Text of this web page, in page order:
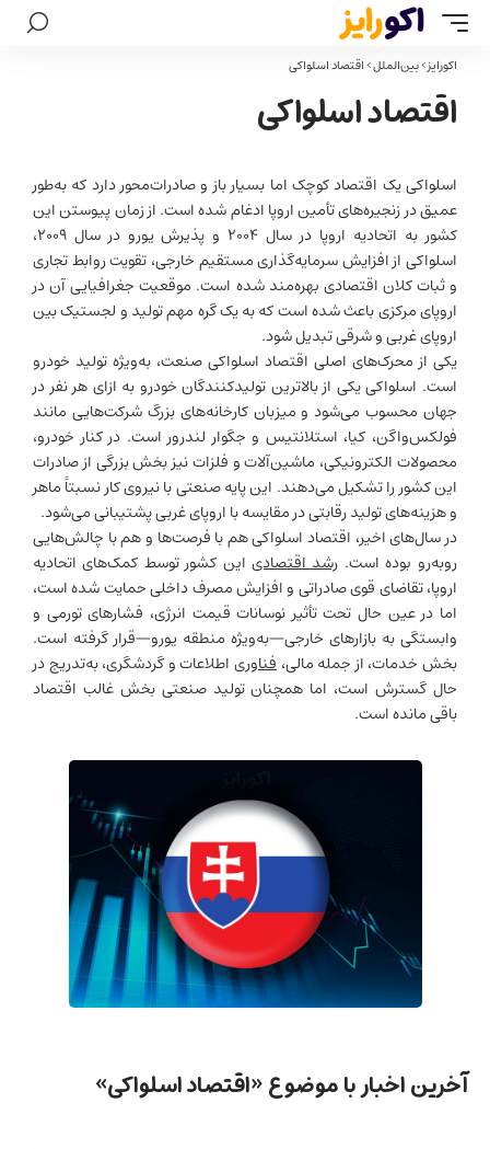
اکورایز>بین‌الملل>اقتصاد اسلواکی
اقتصاد اسلواکی
اسلواکی یک اقتصاد کوچک اما بسیار باز و صادرات‌محور دارد که به‌طور
عمیق در زنجیره‌های تأمین اروپا ادغام شده است. از زمان پیوستن این
کشور به اتحادیه اروپا در سال ۲۰۰۴ و پذیرش یورو در سال ۲۰۰۹،
اسلواکی از افزایش سرمایه‌گذاری مستقیم خارجی، تقویت روابط تجاری
و ثبات کلان اقتصادی بهره‌مند شده است. موقعیت جغرافیایی آن در
اروپای مرکزی باعث شده است که به یک گره مهم تولید و لجستیک بین
اروپای غربی و شرقی تبدیل شود.
یکی از محرک‌های اصلی اقتصاد اسلواکی صنعت، به‌ویژه تولید خودرو
است. اسلواکی یکی از بالاترین تولیدکنندگان خودرو به ازای هر نفر در
جهان محسوب می‌شود و میزبان کارخانه‌های بزرگ شرکت‌هایی مانند
فولکس‌واگن، کیا، استلانتیس و جگوار لندرور است. در کنار خودرو،
محصولات الکترونیکی، ماشین‌آلات و فلزات نیز بخش بزرگی از صادرات
این کشور را تشکیل می‌دهند. این پایه صنعتی با نیروی کار نسبتاً ماهر
و هزینه‌های تولید رقابتی در مقایسه با اروپای غربی پشتیبانی می‌شود.
در سال‌های اخیر، اقتصاد اسلواکی هم با فرصت‌ها و هم با چالش‌هایی
روبه‌رو بوده است.رشد اقتصادیاین کشور توسط کمک‌های اتحادیه
اروپا، تقاضای قوی صادراتی و افزایش مصرف داخلی حمایت شده است،
اما در عین حال تحت تأثیر نوسانات قیمت انرژی، فشارهای تورمی و
وابستگی به بازارهای خارجی—به‌ویژه منطقه یورو—قرار گرفته است.
بخش خدمات، از جمله مالی،فناوریاطلاعات و گردشگری، به‌تدریج در
حال گسترش است، اما همچنان تولید صنعتی بخش غالب اقتصاد
باقی مانده است.
آخرین اخبار با موضوع «اقتصاد اسلواکی»